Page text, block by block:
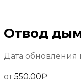
Отвод
Дата обновления
от 550.00₽